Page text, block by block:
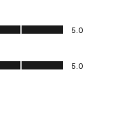
5.0
5.0